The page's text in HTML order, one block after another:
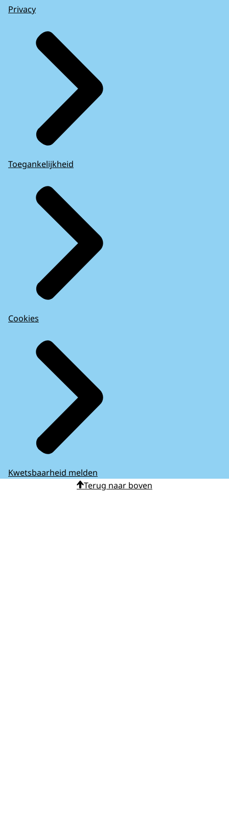
Privacy
Toegankelijkheid
Cookies
Kwetsbaarheid melden
Terug naar boven